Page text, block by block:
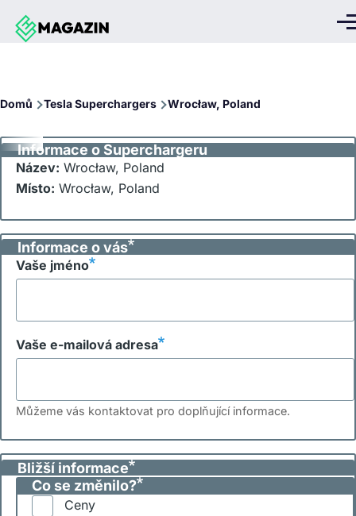
Přejít k hlavnímu obsahu
Domů Tesla Superchargers Wrocław, Poland
Informace o Superchargeru
Název: Wrocław, Poland
Místo: Wrocław, Poland
Informace o vás
Vaše jméno
Vaše e-mailová adresa
Můžeme vás kontaktovat pro doplňující informace.
Bližší informace
Co se změnilo?
Ceny